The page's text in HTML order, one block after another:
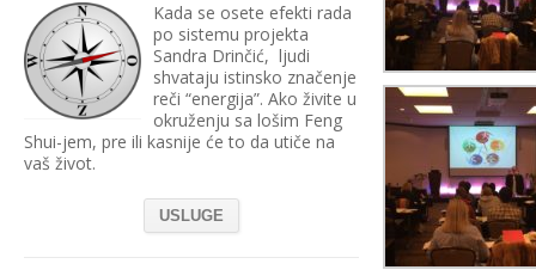
Kada se osete efekti rada
po sistemu projekta
Sandra Drinčić, ljudi
shvataju istinsko značenje
reči “energija”. Ako živite u
okruženju sa lošim Feng
Shui-jem, pre ili kasnije će to da utiče na
vaš život.
USLUGE